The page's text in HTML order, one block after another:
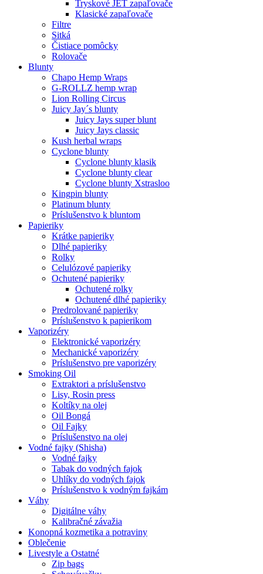
Tryskové JET zapaľovače
Klasické zapaľovače
Filtre
Sitká
Čistiace pomôcky
Rolovače
Blunty
Chapo Hemp Wraps
G-ROLLZ hemp wrap
Lion Rolling Circus
Juicy Jay´s blunty
Juicy Jays super blunt
Juicy Jays classic
Kush herbal wraps
Cyclone blunty
Cyclone blunty klasik
Cyclone blunty clear
Cyclone blunty Xstrasloo
Kingpin blunty
Platinum blunty
Príslušenstvo k bluntom
Papieriky
Krátke papieriky
Dlhé papieriky
Rolky
Celulózové papieriky
Ochutené papieriky
Ochutené rolky
Ochutené dlhé papieriky
Predrolované papieriky
Príslušenstvo k papierikom
Vaporizéry
Elektronické vaporizéry
Mechanické vaporizéry
Príslušenstvo pre vaporizéry
Smoking Oil
Extraktori a príslušenstvo
Lisy, Rosin press
Koltíky na olej
Oil Bongá
Oil Fajky
Príslušenstvo na olej
Vodné fajky (Shisha)
Vodné fajky
Tabak do vodných fajok
Uhlíky do vodných fajok
Príslušenstvo k vodným fajkám
Váhy
Digitálne váhy
Kalibračné závažia
Konopná kozmetika a potraviny
Oblečenie
Livestyle a Ostatné
Zip bags